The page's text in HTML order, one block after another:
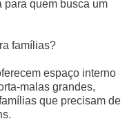
para quem busca um
famílias?
espaço interno
malas grandes,
que precisam de